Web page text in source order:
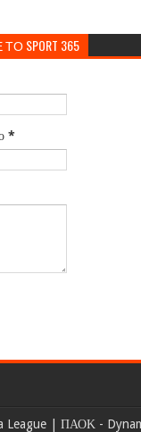
SPORT 365
*
League | ΠΑΟΚ -